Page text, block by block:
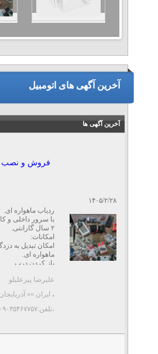
آخرین آگهی های اتومبیل
آخرین آگهی ها
۱۴۰۵/۲/۲۸
فروش و نصب
ردیاب ماهواره ای.
با سرور داخلی و
۲ سال گارانتی.
امکانات:
امکان تبدیل به
ماهواره ای.
باز کردن درب ...
علیرضا پیرعلیلو
، ایران »»
،تلفن:۰۹۰۳۵۴۶۷۷۵۷